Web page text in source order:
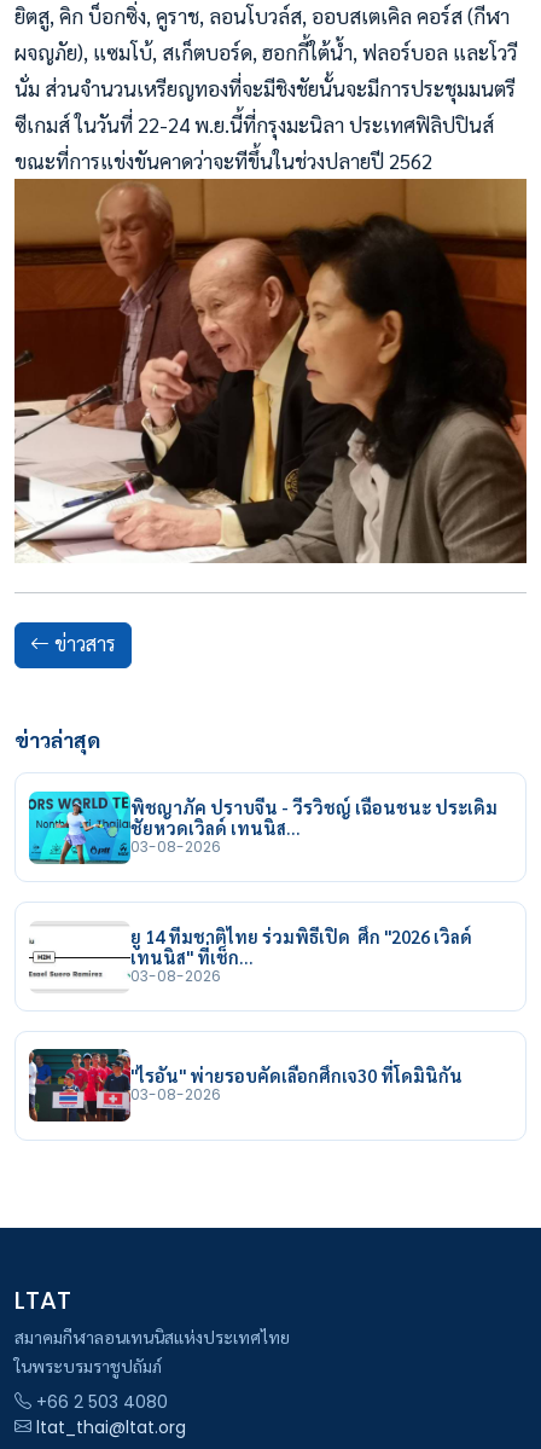
ยิตสู, คิก บ็อกซิ่ง, คูราช, ลอนโบวล์ส, ออบสเตเคิล คอร์ส (กีฬา
ผจญภัย), แซมโบ้, สเก็ตบอร์ด, ฮอกกี้ใต้น้ำ, ฟลอร์บอล และโววี
นั่ม ส่วนจำนวนเหรียญทองที่จะมีชิงชัยนั้นจะมีการประชุมมนตรี
ซีเกมส์ ในวันที่ 22-24 พ.ย.นี้ที่กรุงมะนิลา ประเทศฟิลิปปินส์
ขณะที่การแข่งขันคาดว่าจะทีขึ้นในช่วงปลายปี 2562
ข่าวสาร
ข่าวล่าสุด
พิชญาภัค ปราบจีน - วีรวิชญ์ เฉือนชนะ ประเดิม
ชัยหวดเวิลด์ เทนนิส…
03-08-2026
ยู 14 ทีมชาติไทย ร่วมพิธีเปิด ศึก "2026 เวิลด์
เทนนิส" ที่เช็ก…
03-08-2026
"ไรอัน" พ่ายรอบคัดเลือกศึกเจ30 ที่โดมินิกัน
03-08-2026
LTAT
สมาคมกีฬาลอนเทนนิสแห่งประเทศไทย
ในพระบรมราชูปถัมภ์
+66 2 503 4080
ltat_thai@ltat.org